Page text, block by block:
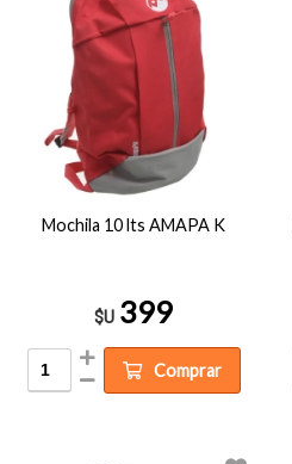
Mochila 10 lts AMAPA K
$U 399
Comprar